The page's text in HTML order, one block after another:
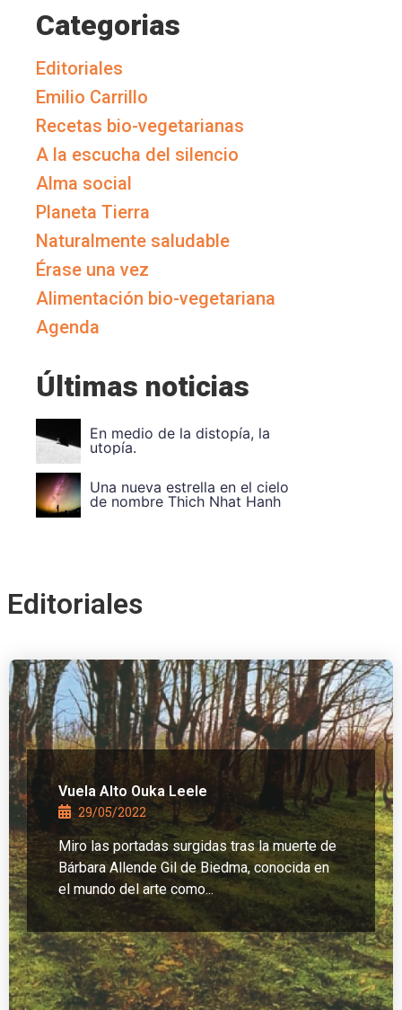
Categorias
Editoriales
Emilio Carrillo
Recetas bio-vegetarianas
A la escucha del silencio
Alma social
Planeta Tierra
Naturalmente saludable
Érase una vez
Alimentación bio-vegetariana
Agenda
Últimas noticias
Vuela Alto Ouka Leel
Divide et impera. Un
Editoriales
Vuela Alto Ouka Leele
29/05/2022
Miro las portadas surgidas tras la muerte de
Bárbara Allende Gil de Biedma, conocida en
el mundo del arte como...